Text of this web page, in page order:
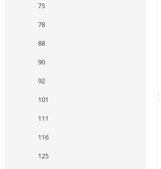
75
78
88
90
92
101
111
116
125